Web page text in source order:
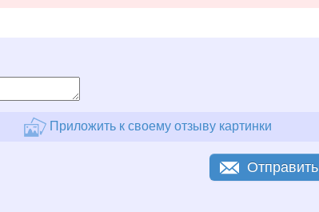
Приложить к своему отзыву картинки
Отправить